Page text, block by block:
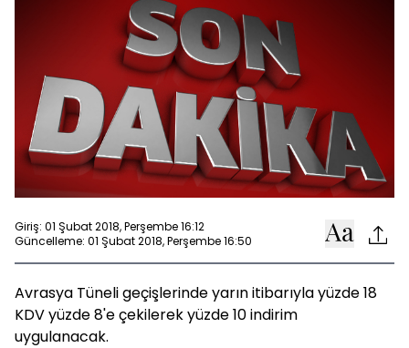
Giriş: 01 Şubat 2018, Perşembe 16:12
Güncelleme: 01 Şubat 2018, Perşembe 16:50
Avrasya Tüneli geçişlerinde yarın itibarıyla yüzde 18
KDV yüzde 8'e çekilerek yüzde 10 indirim
uygulanacak.